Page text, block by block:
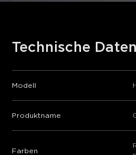
Technische Daten
Modell
Produktname
Farben